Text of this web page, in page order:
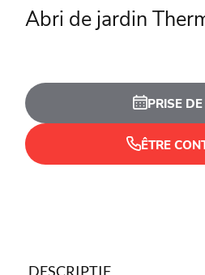
Abri de jardin
PRISE
ÊTRE
DESCRIPTIF